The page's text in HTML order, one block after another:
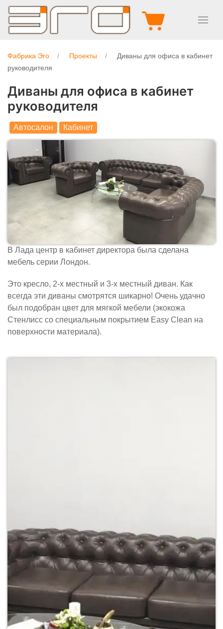
Фабрика Эго Проекты
Диваны для офиса в кабинет
руководителя
Диваны для офиса в кабинет
руководителя
Автосалон Кабинет
В Лада центр в кабинет директора была сделана
мебель серии Лондон.
Это кресло, 2-х местный и 3-х местный диван. Как
всегда эти диваны смотрятся шикарно! Очень удачно
был подобран цвет для мягкой мебели (экокожа
Стенлисс со специальным покрытием Easy Clean на
поверхности материала).